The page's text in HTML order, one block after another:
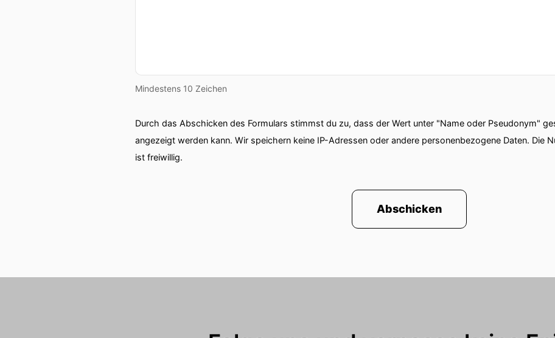
Mindestens 10 Zeichen
Durch das Abschicken des Formulars stimmst du zu, dass der Wert unter "Name oder Pseudonym"
angezeigt werden kann. Wir speichern keine IP-Adressen oder andere personenbezogene Daten. Die
ist freiwillig.
Abschicken